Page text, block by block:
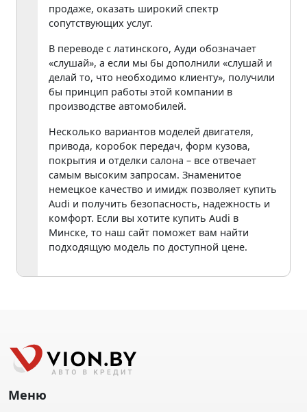
продаже, оказать широкий спектр
сопутствующих услуг.
В переводе с латинского, Ауди обозначает
«слушай», а если мы бы дополнили «слушай и
делай то, что необходимо клиенту», получили
бы принцип работы этой компании в
производстве автомобилей.
Несколько вариантов моделей двигателя,
привода, коробок передач, форм кузова,
покрытия и отделки салона – все отвечает
самым высоким запросам. Знаменитое
немецкое качество и имидж позволяет купить
Audi и получить безопасность, надежность и
комфорт. Если вы хотите купить Audi в
Минске, то наш сайт поможет вам найти
подходящую модель по доступной цене.
Меню